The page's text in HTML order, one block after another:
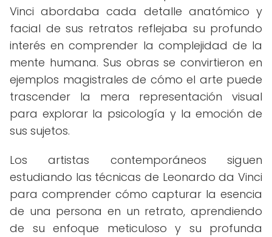
Vinci abordaba cada detalle anatómico y
facial de sus retratos reflejaba su profundo
interés en comprender la complejidad de la
mente humana. Sus obras se convirtieron en
ejemplos magistrales de cómo el arte puede
trascender la mera representación visual
para explorar la psicología y la emoción de
sus sujetos.
Los artistas contemporáneos siguen
estudiando las técnicas de Leonardo da Vinci
para comprender cómo capturar la esencia
de una persona en un retrato, aprendiendo
de su enfoque meticuloso y su profunda